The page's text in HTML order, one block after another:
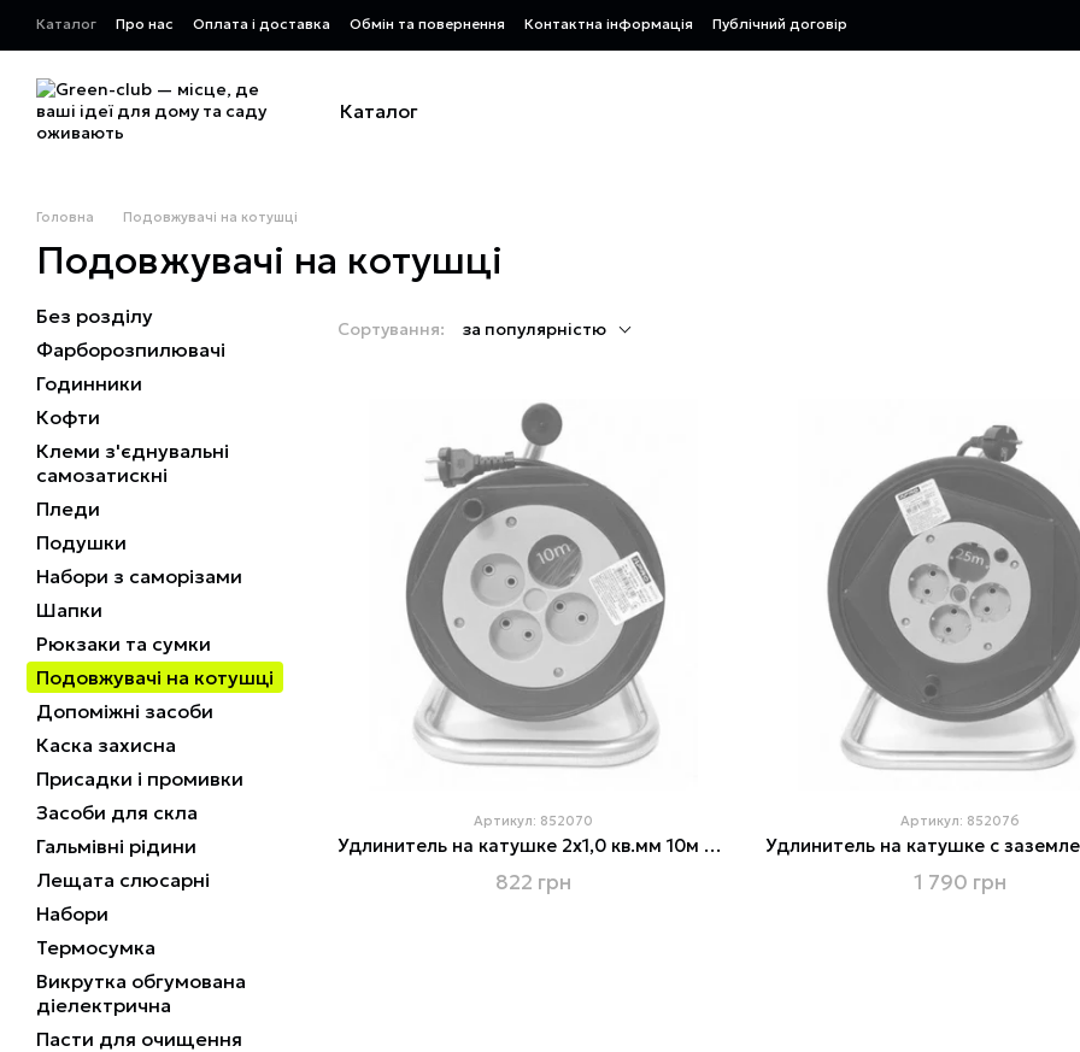
Перейти до основного контенту
Каталог Про нас Оплата і доставка Обмін та повернення Контактна інформація Публічний договір
Каталог
Головна Подовжувачі на котушці
Подовжувачі на котушці
Сортування: за популярністю
Артикул: 852070
Удлинитель на катушке 2х1,0 кв.мм 10м APRO 852070
822 грн
Артикул: 852076
1 790 грн
Без розділу
Фарборозпилювачі
Годинники
Кофти
Клеми з'єднувальні
самозатискні
Пледи
Подушки
Набори з саморізами
Шапки
Рюкзаки та сумки
Подовжувачі на котушці
Допоміжні засоби
Каска захисна
Присадки і промивки
Засоби для скла
Гальмівні рідини
Лещата слюсарні
Набори
Термосумка
Викрутка обгумована
діелектрична
Пасти для очищення